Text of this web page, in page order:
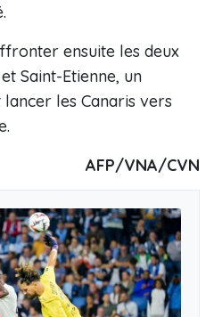
ensuite les deux
Saint-Etienne, un
les Canaris vers
AFP/VNA/CVN